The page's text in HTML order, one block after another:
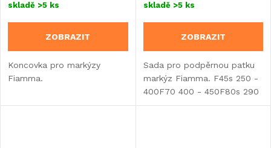
skladě >5 ks
ZOBRAZIT
Koncovka pro markýzy
Fiamma.
skladě >5 ks
ZOBRAZIT
Sada pro podpěrnou patku
markýz Fiamma. F45s 250 -
400F70 400 - 450F80s 290
- 450F80L 450 - 600F65s